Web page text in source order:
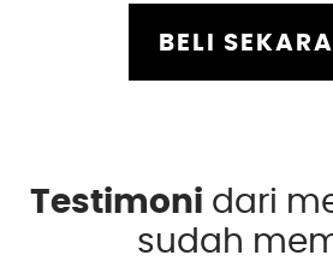
BELI
Testimoni dari
sudah